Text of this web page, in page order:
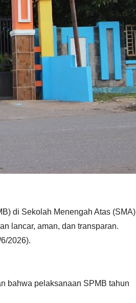
di Sekolah Menengah Atas (SMA)
lancar, aman, dan transparan.
2026).
bahwa pelaksanaan SPMB tahun